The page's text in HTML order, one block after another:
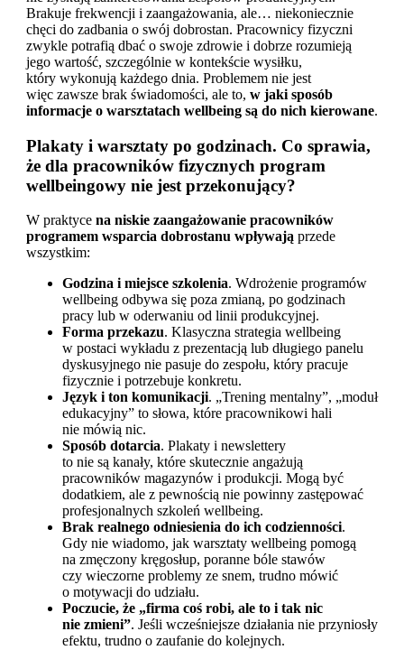
Brakuje frekwencji i zaangażowania, ale… niekoniecznie
chęci do zadbania o swój dobrostan. Pracownicy fizyczni
zwykle potrafią dbać o swoje zdrowie i dobrze rozumieją
jego wartość, szczególnie w kontekście wysiłku,
który wykonują każdego dnia. Problemem nie jest
więc zawsze brak świadomości, ale to, w jaki sposób
informacje o warsztatach wellbeing są do nich kierowane.
Plakaty i warsztaty po godzinach. Co sprawia,
że dla pracowników fizycznych program
wellbeingowy nie jest przekonujący?
W praktyce na niskie zaangażowanie pracowników
programem wsparcia dobrostanu wpływają przede
wszystkim:
Godzina i miejsce szkolenia. Wdrożenie programów
wellbeing odbywa się poza zmianą, po godzinach
pracy lub w oderwaniu od linii produkcyjnej.
Forma przekazu. Klasyczna strategia wellbeing
w postaci wykładu z prezentacją lub długiego panelu
dyskusyjnego nie pasuje do zespołu, który pracuje
fizycznie i potrzebuje konkretu.
Język i ton komunikacji. „Trening mentalny”, „moduł
edukacyjny” to słowa, które pracownikowi hali
nie mówią nic.
Sposób dotarcia. Plakaty i newslettery
to nie są kanały, które skutecznie angażują
pracowników magazynów i produkcji. Mogą być
dodatkiem, ale z pewnością nie powinny zastępować
profesjonalnych szkoleń wellbeing.
Brak realnego odniesienia do ich codzienności.
Gdy nie wiadomo, jak warsztaty wellbeing pomogą
na zmęczony kręgosłup, poranne bóle stawów
czy wieczorne problemy ze snem, trudno mówić
o motywacji do udziału.
Poczucie, że „firma coś robi, ale to i tak nic
nie zmieni”. Jeśli wcześniejsze działania nie przyniosły
efektu, trudno o zaufanie do kolejnych.